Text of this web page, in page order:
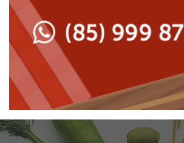
Massas
Peixes e Frutos do Mar
Peixes e Frutos do Mar
Pizzarias
Portuguesa